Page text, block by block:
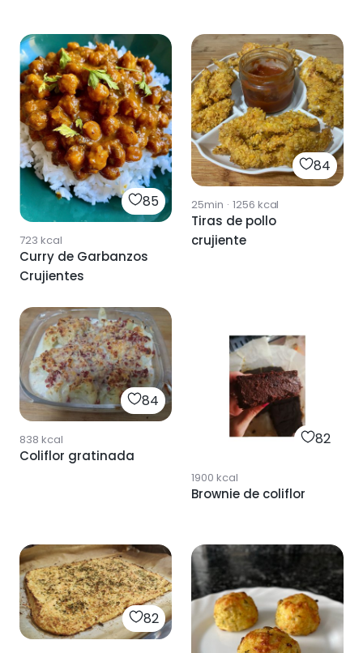
85
723 kcal
Curry de Garbanzos
Crujientes
84
25min · 1256 kcal
Tiras de pollo
crujiente
84
838 kcal
Coliflor gratinada
82
1900 kcal
Brownie de coliflor
82